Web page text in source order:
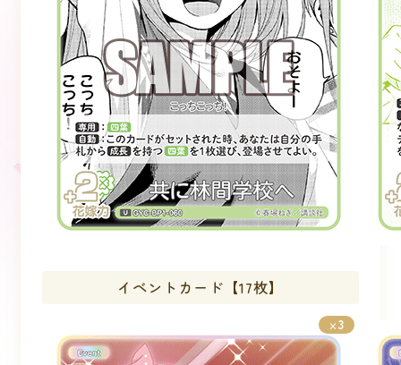
イベントカード【17枚】
×3